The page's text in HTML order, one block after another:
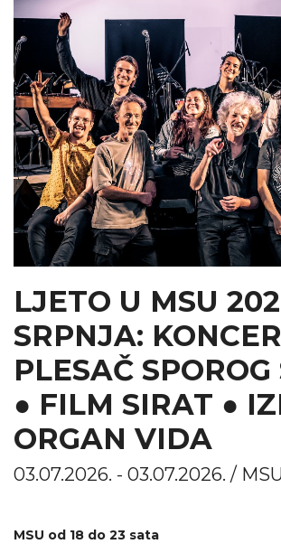
LJETO U MSU
SRPNJA:
PLESAČ
● FILM SIRAT ●
ORGAN VIDA
03.07.2026. - 03.07.2026. /
MSU od 18 do 23 sata